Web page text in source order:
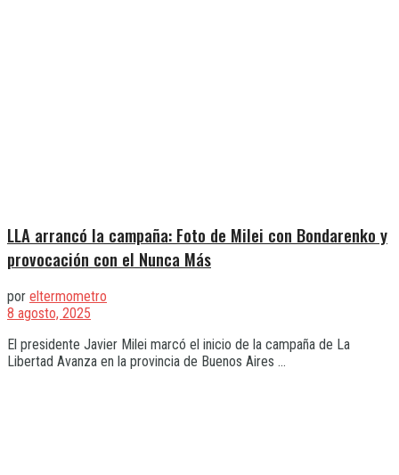
LLA arrancó la campaña: Foto de Milei con Bondarenko y
provocación con el Nunca Más
por eltermometro
8 agosto, 2025
El presidente Javier Milei marcó el inicio de la campaña de La
Libertad Avanza en la provincia de Buenos Aires ...